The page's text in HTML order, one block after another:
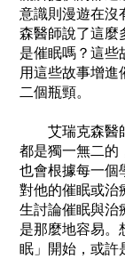
意識則漫遊在沒
森醫師說了這麼
是催眠嗎？這些
用這些故事增進
二個瓶頸。
艾瑞克森醫師
都是獨一無二的
也會根據每一個
對他的催眠或治
生討論催眠與治
是那麼地容易。
眠」開始，或許